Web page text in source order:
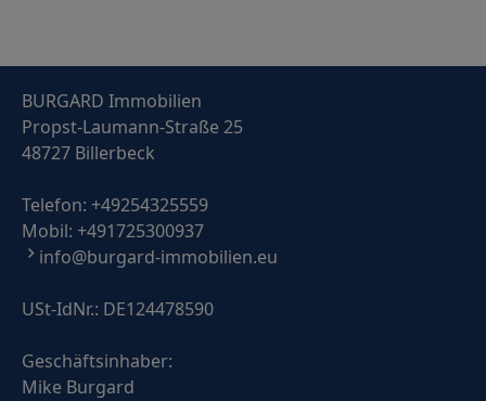
BURGARD Immobilien
Propst-Laumann-Straße 25
48727 Billerbeck
Telefon: +49254325559
Mobil: +491725300937
info@burgard-immobilien.eu
USt-IdNr.: DE124478590
Geschäftsinhaber:
Mike Burgard